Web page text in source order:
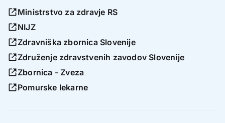
Ministrstvo za zdravje RS
NIJZ
Zdravniška zbornica Slovenije
Združenje zdravstvenih zavodov Slovenije
Zbornica - Zveza
Pomurske lekarne